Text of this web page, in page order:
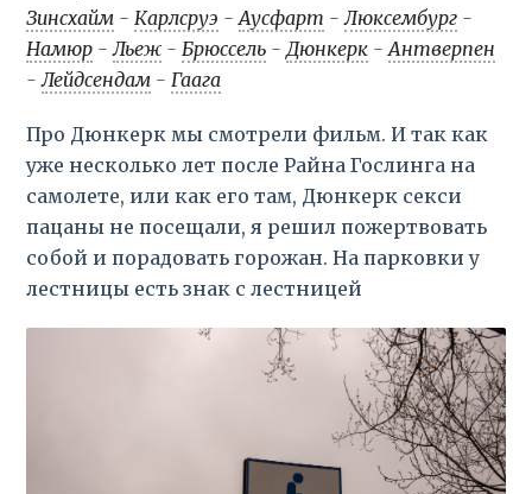
Зинсхайм -Карлсруэ -Аусфарт -Люксембург -
Намюр -Льеж -Брюссель -Дюнкерк -Антверпен
-Лейдсендам -Гаага
Про Дюнкерк мы смотрели фильм. И так как
уже несколько лет после Райна Гослинга на
самолете, или как его там, Дюнкерк секси
пацаны не посещали, я решил пожертвовать
собой и порадовать горожан. На парковки у
лестницы есть знак с лестницей